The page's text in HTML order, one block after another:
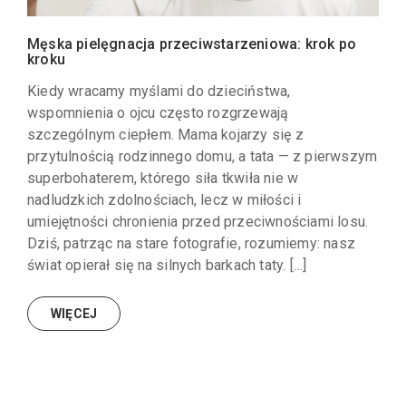
Męska pielęgnacja przeciwstarzeniowa: krok po
kroku
Kiedy wracamy myślami do dzieciństwa,
wspomnienia o ojcu często rozgrzewają
szczególnym ciepłem. Mama kojarzy się z
przytulnością rodzinnego domu, a tata — z pierwszym
superbohaterem, którego siła tkwiła nie w
nadludzkich zdolnościach, lecz w miłości i
umiejętności chronienia przed przeciwnościami losu.
Dziś, patrząc na stare fotografie, rozumiemy: nasz
świat opierał się na silnych barkach taty. […]
WIĘCEJ